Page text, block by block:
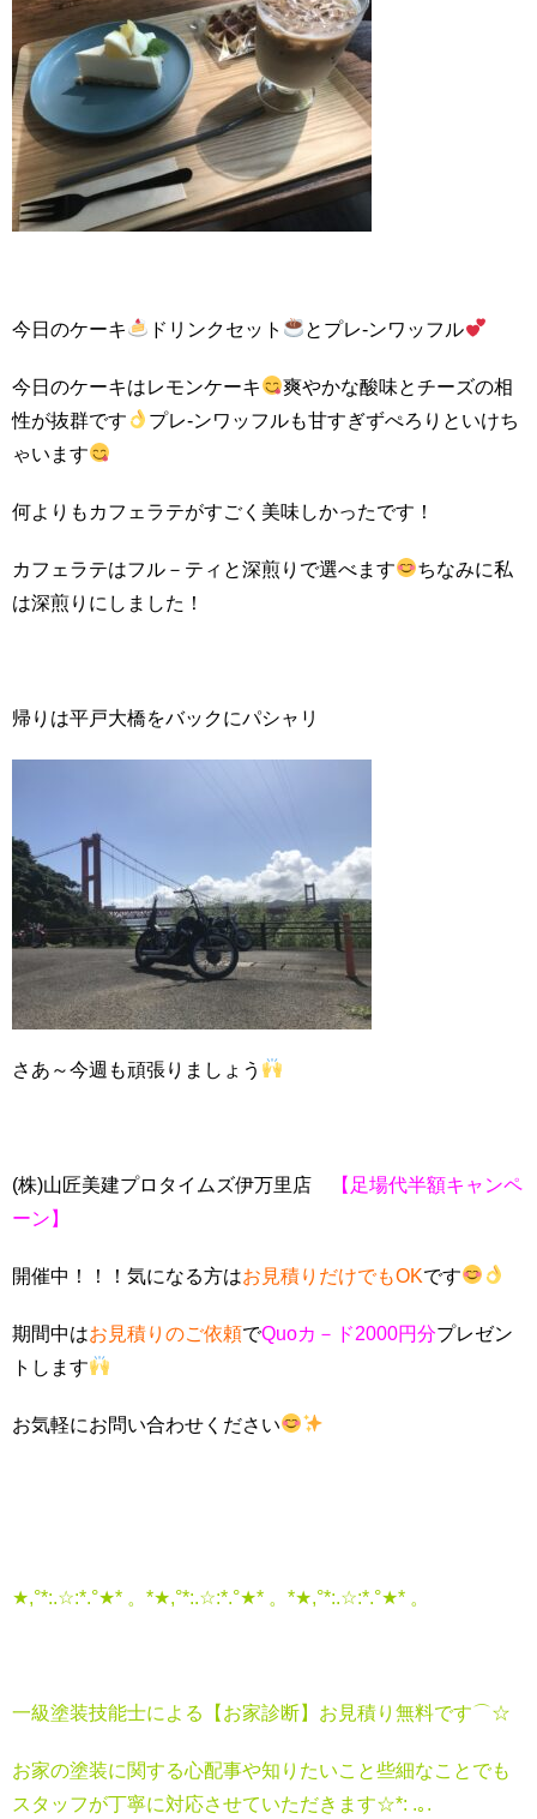
今日のケーキ ドリンクセット とプレ-ンワッフル
今日のケーキはレモンケーキ
爽やかな酸味とチーズの相
性が抜群です
プレ-ンワッフルも甘すぎずぺろりといけち
ゃいます
何よりもカフェラテがすごく美味しかったです！
カフェラテはフル－ティと深煎りで選べます
ちなみに私
は深煎りにしました！
帰りは平戸大橋をバックにパシャリ
さあ～今週も頑張りましょう
(株)山匠美建プロタイムズ伊万里店
【足場代半額キャンペ
ーン】
開催中！！！気になる方はお見積りだけでもOKです
期間中はお見積りのご依頼でQuoカ－ド2000円分プレゼン
トします
お気軽にお問い合わせください
★,°*:.☆:*.°★* 。*★,°*:.☆:*.°★* 。*★,°*:.☆:*.°★* 。
一級塗装技能士による【お家診断】お見積り無料です⌒☆
お家の塗装に関する心配事や知りたいこと些細なことでも
スタッフが丁寧に対応させていただきます☆*: .｡.